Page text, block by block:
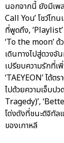
นอกจากนี้ ยังมีเพ
Call You’ โชว์โท
ที่พูดถึง,
‘To the moon’
เดินทางไปสู่ดวงจั
เปรียบความรักที่เ
‘TAEYEON’ ได้
ไปด้วยความเจ็บป
Tragedy)’,
โด่งดังที่ชนะดิจิทัล
ของเกาหลี